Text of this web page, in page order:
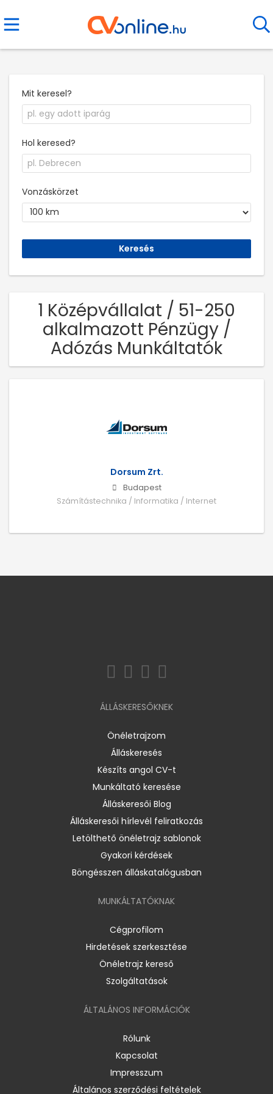
Mit keresel?
Hol keresed?
Vonzáskörzet
1 Középvállalat / 51-250
alkalmazott Pénzügy /
Adózás Munkáltatók
Dorsum Zrt.
Budapest
Számítástechnika / Informatika / Internet
ÁLLÁSKERESŐKNEK
Önéletrajzom
Álláskeresés
Készíts angol CV-t
Munkáltató keresése
Álláskeresői Blog
Álláskeresői hírlevél feliratkozás
Letölthető önéletrajz sablonok
Gyakori kérdések
Böngésszen álláskatalógusban
MUNKÁLTATÓKNAK
Cégprofilom
Hirdetések szerkesztése
Önéletrajz kereső
Szolgáltatások
ÁLTALÁNOS INFORMÁCIÓK
Rólunk
Kapcsolat
Impresszum
Általános szerződési feltételek